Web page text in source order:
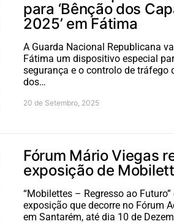
para ‘Bênção dos
2025’ em Fátima
A Guarda Nacional Republicana
Fátima um dispositivo especial
segurança e o controlo de tráfego
dos…
20 de Setembro, 2025
Fórum Mário Viegas
exposição de
“Mobilettes – Regresso ao
exposição que decorre no Fórum
em Santarém, até dia 10 de